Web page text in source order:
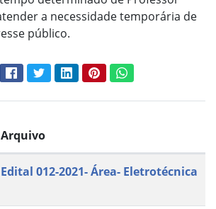
a necessidade temporária de
público.
conteúdo:
FacebookTwitterLinkedInPinterestWhatsApp
Arquivo
Edital 012-2021- Área- Eletrotécnica